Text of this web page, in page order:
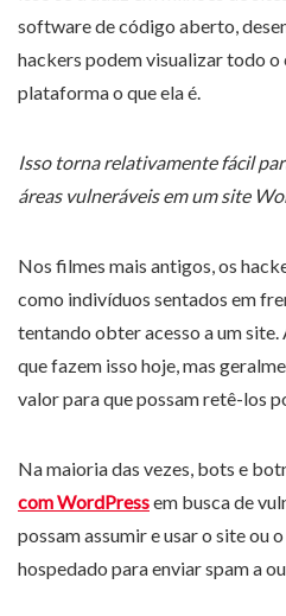
software de código aberto,
hackers podem visualizar todo o
plataforma o que ela é.
Isso torna relativamente fácil
áreas vulneráveis ​​em um site
Nos filmes mais antigos, os
como indivíduos sentados em
tentando obter acesso a um
que fazem isso hoje, mas
valor para que possam retê-los
Na maioria das vezes, bots e
com WordPressem busca de
possam assumir e usar o site ou
hospedado para enviar spam a